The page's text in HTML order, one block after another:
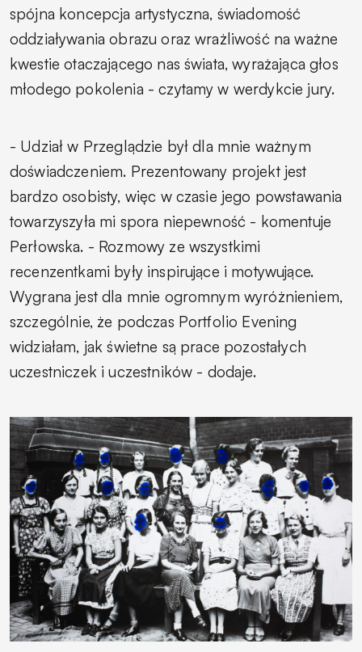
spójna koncepcja artystyczna, świadomość
oddziaływania obrazu oraz wrażliwość na ważne
kwestie otaczającego nas świata, wyrażająca głos
młodego pokolenia - czytamy w werdykcie jury.
- Udział w Przeglądzie był dla mnie ważnym
doświadczeniem. Prezentowany projekt jest
bardzo osobisty, więc w czasie jego powstawania
towarzyszyła mi spora niepewność - komentuje
Perłowska. - Rozmowy ze wszystkimi
recenzentkami były inspirujące i motywujące.
Wygrana jest dla mnie ogromnym wyróżnieniem,
szczególnie, że podczas Portfolio Evening
widziałam, jak świetne są prace pozostałych
uczestniczek i uczestników - dodaje.